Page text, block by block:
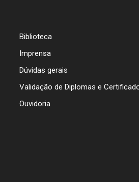
Biblioteca
Imprensa
Dúvidas gerais
Validação de Diplomas e
Ouvidoria